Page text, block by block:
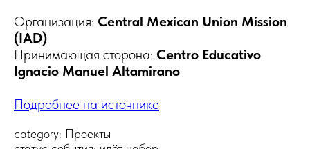
Организация: Central Mexican Union Mission
(IAD)
Принимающая сторона: Centro Educativo
Ignacio Manuel Altamirano
Подробнее на источнике
category: Проекты